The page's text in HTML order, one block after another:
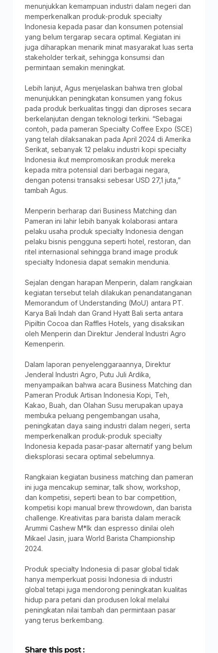
menunjukkan kemampuan industri dalam negeri dan
memperkenalkan produk-produk specialty
Indonesia kepada pasar dan konsumen potensial
yang belum tergarap secara optimal. Kegiatan ini
juga diharapkan menarik minat masyarakat luas serta
stakeholder terkait, sehingga konsumsi dan
permintaan semakin meningkat.
Lebih lanjut, Agus menjelaskan bahwa tren global
menunjukkan peningkatan konsumen yang fokus
pada produk berkualitas tinggi dan diproses secara
berkelanjutan dengan teknologi terkini. “Sebagai
contoh, pada pameran Specialty Coffee Expo (SCE)
yang telah dilaksanakan pada April 2024 di Amerika
Serikat, sebanyak 12 pelaku industri kopi specialty
Indonesia ikut mempromosikan produk mereka
kepada mitra potensial dari berbagai negara,
dengan potensi transaksi sebesar USD 27,1 juta,”
tambah Agus.
Menperin berharap dari Business Matching dan
Pameran ini lahir lebih banyak kolaborasi antara
pelaku usaha produk specialty Indonesia dengan
pelaku bisnis pengguna seperti hotel, restoran, dan
ritel internasional sehingga brand image produk
specialty Indonesia dapat semakin mendunia.
Sejalan dengan harapan Menperin, dalam rangkaian
kegiatan tersebut telah dilakukan penandatanganan
Memorandum of Understanding (MoU) antara PT.
Karya Bali Indah dan Grand Hyatt Bali serta antara
Pipiltin Cocoa dan Raffles Hotels, yang disaksikan
oleh Menperin dan Direktur Jenderal Industri Agro
Kemenperin.
Dalam laporan penyelenggaraannya, Direktur
Jenderal Industri Agro, Putu Juli Ardika,
menyampaikan bahwa acara Business Matching dan
Pameran Produk Artisan Indonesia Kopi, Teh,
Kakao, Buah, dan Olahan Susu merupakan upaya
membuka peluang pengembangan usaha,
peningkatan daya saing industri dalam negeri, serta
memperkenalkan produk-produk specialty
Indonesia kepada pasar-pasar alternatif yang belum
dieksplorasi secara optimal sebelumnya.
Rangkaian kegiatan business matching dan pameran
ini juga mencakup seminar, talk show, workshop,
dan kompetisi, seperti bean to bar competition,
kompetisi kopi manual brew throwdown, dan barista
challenge. Kreativitas para barista dalam meracik
Arummi Cashew M*lk dan espresso dinilai oleh
Mikael Jasin, juara World Barista Championship
2024.
Produk specialty Indonesia di pasar global tidak
hanya memperkuat posisi Indonesia di industri
global tetapi juga mendorong peningkatan kualitas
hidup para petani dan produsen lokal melalui
peningkatan nilai tambah dan permintaan pasar
yang terus berkembang.
Share this post :